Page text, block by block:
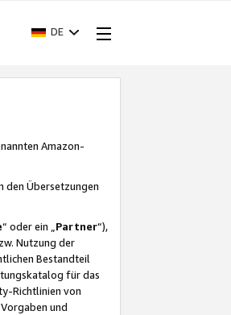
DE
Amazon-
den Übersetzungen
“ oder ein „Partner“),
Nutzung der
Bestandteil
für das
Richtlinien von
und